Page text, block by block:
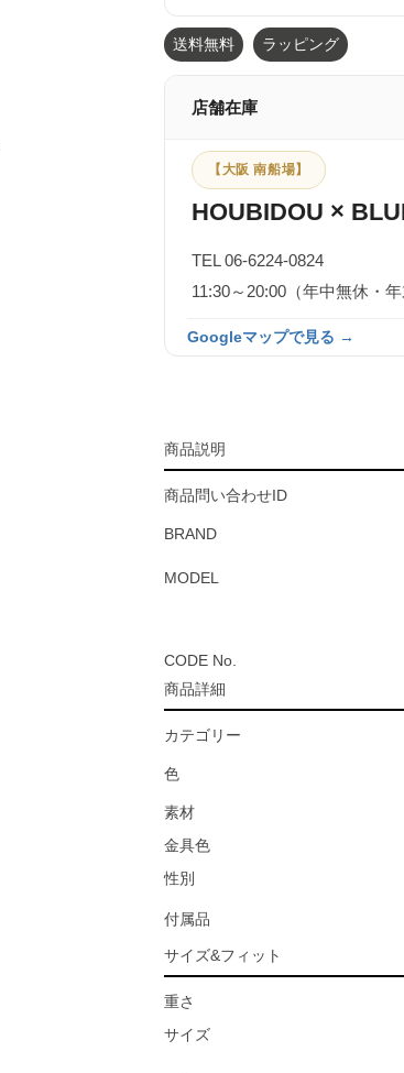
送料無料 ラッピング
店舗在庫
【大阪 南船場】
HOUBIDOU ×
TEL 06-6224-0824
11:30～20:00（年中無休・年
Googleマップで見る →
商品説明
商品問い合わせID
BRAND
MODEL
CODE No.
商品詳細
カテゴリー
色
素材
金具色
性別
付属品
サイズ&フィット
重さ
サイズ